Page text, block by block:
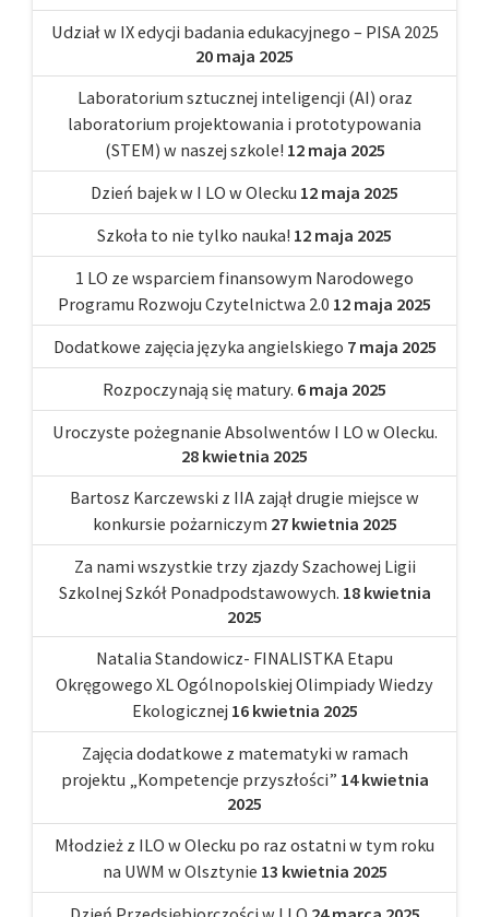
Udział w IX edycji badania edukacyjnego – PISA 2025
20 maja 2025
Laboratorium sztucznej inteligencji (AI) oraz
laboratorium projektowania i prototypowania
(STEM) w naszej szkole! 12 maja 2025
Dzień bajek w I LO w Olecku 12 maja 2025
Szkoła to nie tylko nauka! 12 maja 2025
1 LO ze wsparciem finansowym Narodowego
Programu Rozwoju Czytelnictwa 2.0 12 maja 2025
Dodatkowe zajęcia języka angielskiego 7 maja 2025
Rozpoczynają się matury. 6 maja 2025
Uroczyste pożegnanie Absolwentów I LO w Olecku.
28 kwietnia 2025
Bartosz Karczewski z IIA zajął drugie miejsce w
konkursie pożarniczym 27 kwietnia 2025
Za nami wszystkie trzy zjazdy Szachowej Ligii
Szkolnej Szkół Ponadpodstawowych. 18 kwietnia
2025
Natalia Standowicz- FINALISTKA Etapu
Okręgowego XL Ogólnopolskiej Olimpiady Wiedzy
Ekologicznej 16 kwietnia 2025
Zajęcia dodatkowe z matematyki w ramach
projektu „Kompetencje przyszłości” 14 kwietnia
2025
Młodzież z ILO w Olecku po raz ostatni w tym roku
na UWM w Olsztynie 13 kwietnia 2025